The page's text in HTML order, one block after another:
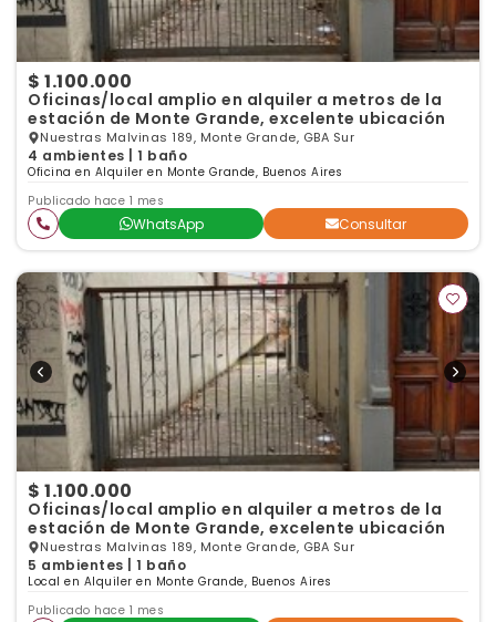
$ 1.100.000
Oficinas/local amplio en alquiler a metros de la
estación de Monte Grande, excelente ubicación
Nuestras Malvinas 189, Monte Grande, GBA Sur
4 ambientes | 1 baño
Oficina en Alquiler en Monte Grande, Buenos Aires
Publicado hace 1 mes
WhatsApp Consultar
$ 1.100.000
Oficinas/local amplio en alquiler a metros de la
estación de Monte Grande, excelente ubicación
Nuestras Malvinas 189, Monte Grande, GBA Sur
5 ambientes | 1 baño
Local en Alquiler en Monte Grande, Buenos Aires
Publicado hace 1 mes